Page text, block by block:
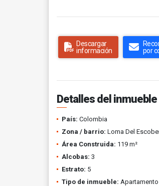
Descargar
información
por
Detalles del inmueble
País: Colombia
Zona / barrio: Loma Del
Área Construida: 119 m²
Alcobas: 3
Estrato: 5
Tipo de inmueble: Apartamento